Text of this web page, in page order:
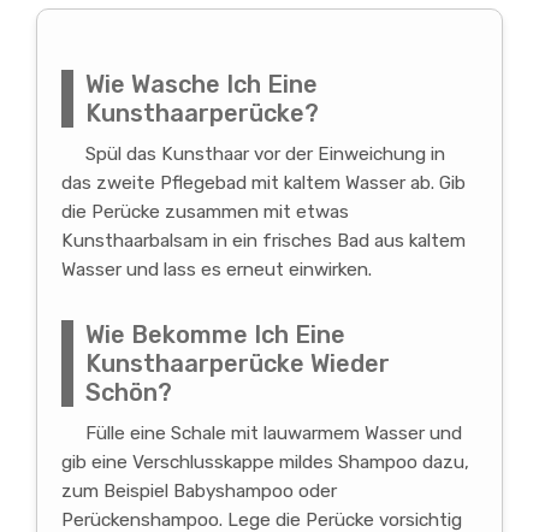
Wie Wasche Ich Eine
Kunsthaarperücke?
Spül das Kunsthaar vor der Einweichung in
das zweite Pflegebad mit kaltem Wasser ab. Gib
die Perücke zusammen mit etwas
Kunsthaarbalsam in ein frisches Bad aus kaltem
Wasser und lass es erneut einwirken.
Wie Bekomme Ich Eine
Kunsthaarperücke Wieder
Schön?
Fülle eine Schale mit lauwarmem Wasser und
gib eine Verschlusskappe mildes Shampoo dazu,
zum Beispiel Babyshampoo oder
Perückenshampoo. Lege die Perücke vorsichtig